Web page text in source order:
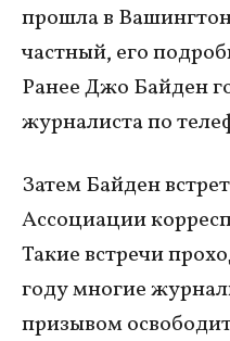
прошла в
частный, его
Ранее Джо Байден
журналиста по
Затем Байден
Ассоциации
Такие встречи
году многие
призывом